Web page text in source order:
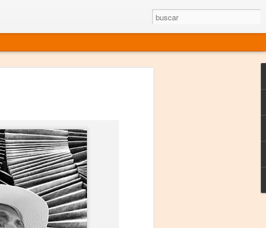
representado en el mundo
de Dramaturgia "Emilio Carballido" 2014.
organizaciones de Derechos Humanos.
el Medio, Las Nueve Musas
Internacional
mexicano vivo más representado en el mundo.